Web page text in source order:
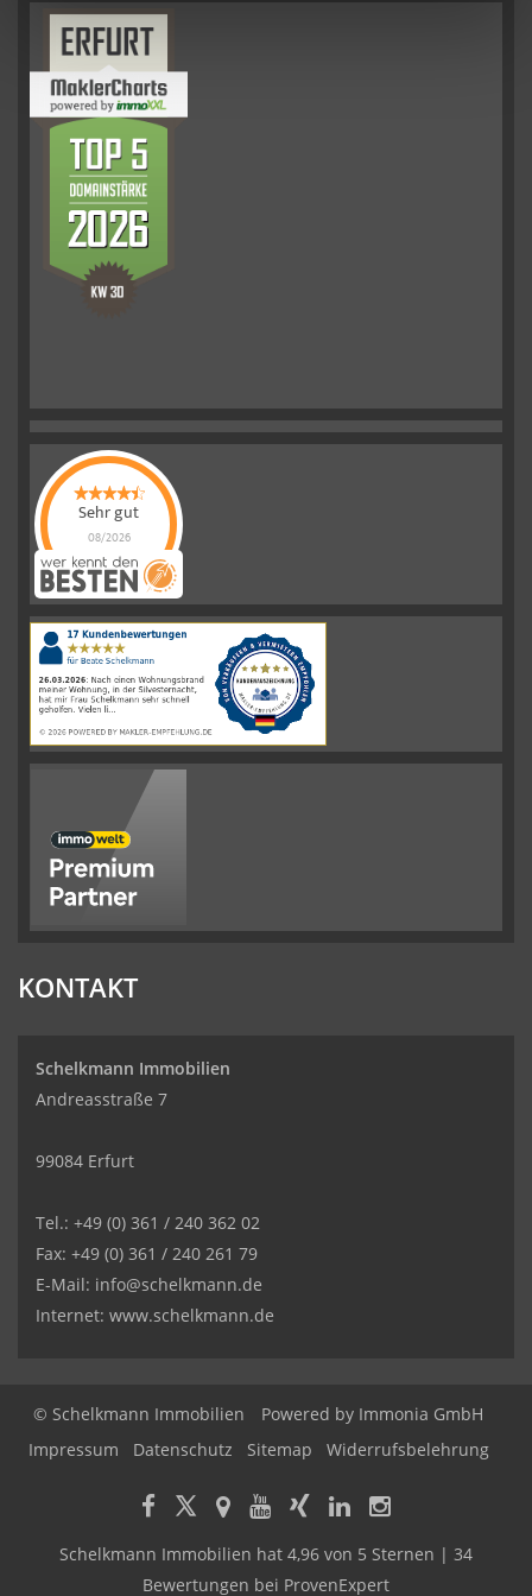
Sehr gut
08/2026
Schelkmann
Immobilienhat
|110Schelkmann
ImmobilienBewertungen
auf
werkenntdenBESTEN.de
KONTAKT
Schelkmann Immobilien
Andreasstraße 7
99084 Erfurt
Tel.: +49 (0) 361 / 240 362 02
Fax: +49 (0) 361 / 240 261 79
E-Mail: info@schelkmann.de
Internet: www.schelkmann.de
© Schelkmann Immobilien Powered by Immonia GmbH
Impressum
Datenschutz Sitemap Widerrufsbelehrung
Schelkmann Immobilien hat 4,96 von 5 Sternen | 34
Bewertungen bei ProvenExpert